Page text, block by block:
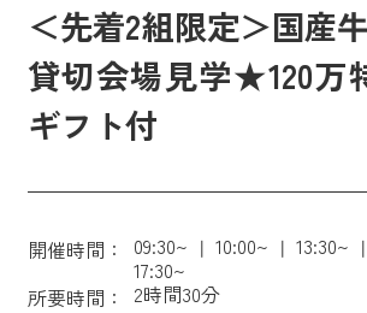
＜先着2組限定＞国産
貸切会場見学★120万
ギフト付
開催時間： 09:30~ 10:00~ 13:30~
17:30~
所要時間：
2時間30分